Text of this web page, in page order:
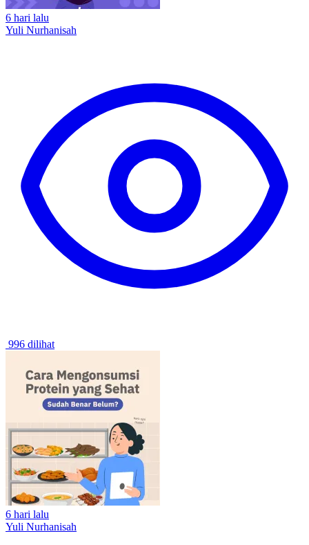
6 hari lalu
Yuli Nurhanisah
996 dilihat
6 hari lalu
Yuli Nurhanisah